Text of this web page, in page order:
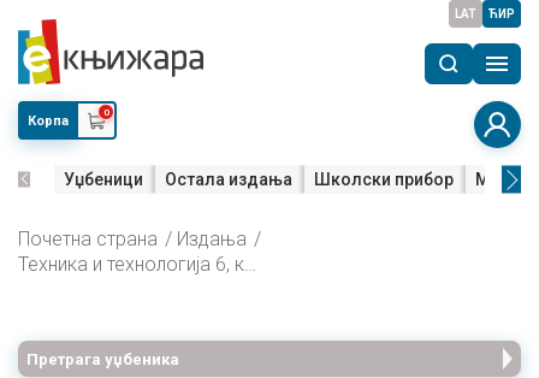
LAT ЋИР
Корпа
0
Уџбеници Остала издања Школски прибор Мала
Почетна страна
Издања
Техника и технологија 6, комплет материјала са упутством за израду вежби за шести разред
Претрага уџбеника